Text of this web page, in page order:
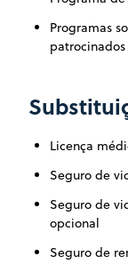
Programas
Licença
Seguro de
Seguro de
opcional
Seguro de